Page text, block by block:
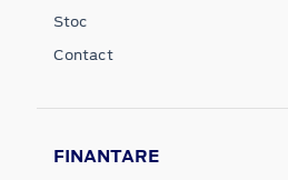
Stoc
Contact
FINANTARE